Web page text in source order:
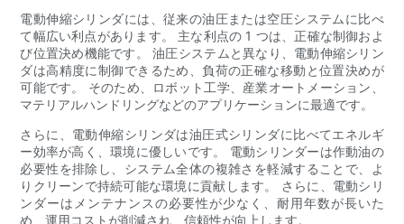
電動伸縮シリンダには、従来の油圧または空圧システムに比べ
て幅広い利点があります。 主な利点の 1 つは、正確な制御およ
び位置決め機能です。 油圧システムと異なり、電動伸縮シリン
ダは高精度に制御できるため、負荷の正確な移動と位置決めが
可能です。 そのため、ロボット工学、産業オートメーション、
マテリアルハンドリングなどのアプリケーションに最適です。
さらに、電動伸縮シリンダは油圧式シリンダに比べてエネルギ
ー効率が高く、環境に優しいです。 電動シリンダーは作動油の
必要性を排除し、システム全体の複雑さを軽減することで、よ
りクリーンで持続可能な環境に貢献します。 さらに、電動シリ
ンダーはメンテナンスの必要性が少なく、耐用年数が長いた
め、運用コストが削減され、信頼性が向上します。